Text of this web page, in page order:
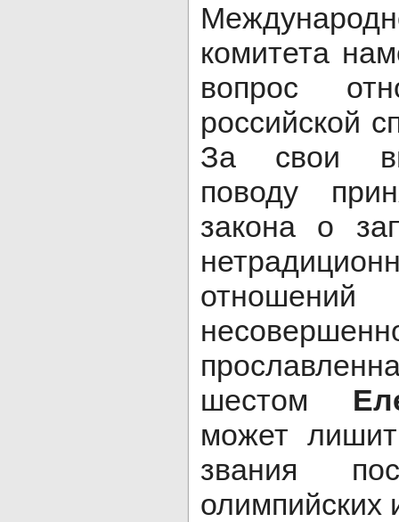
комитета
вопрос
российской
За свои
поводу
закона о
шестом
может
звания
олимпийских